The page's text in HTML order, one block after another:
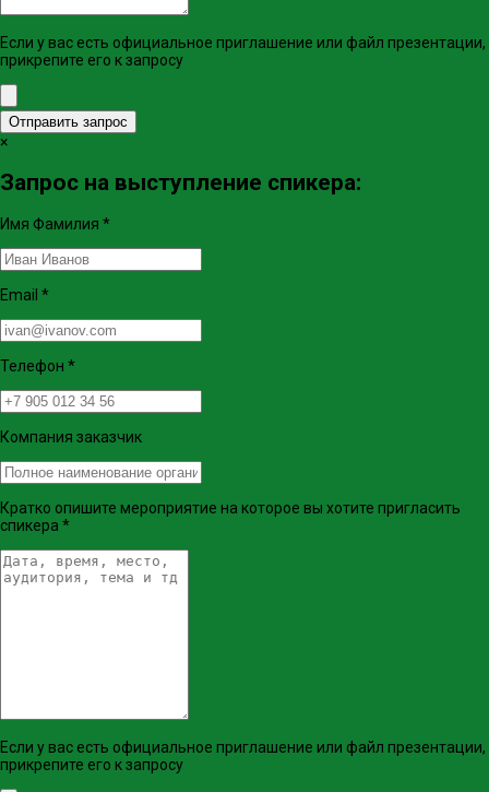
Если у вас есть официальное приглашение или файл презентации,
прикрепите его к запросу
Отправить запрос
×
Запрос на выступление спикера:
Имя Фамилия *
Email *
Телефон *
Компания заказчик
Кратко опишите мероприятие на которое вы хотите пригласить
спикера *
Если у вас есть официальное приглашение или файл презентации,
прикрепите его к запросу